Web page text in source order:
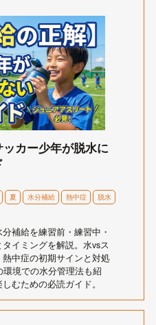
ッカー少年が脱水に
夏 水分補給 熱中症 脱水
補給を練習前・練習中・
イミングを解説。水vsス
中症の初期サインと対処
境での水分管理法も紹
むための必読ガイド。